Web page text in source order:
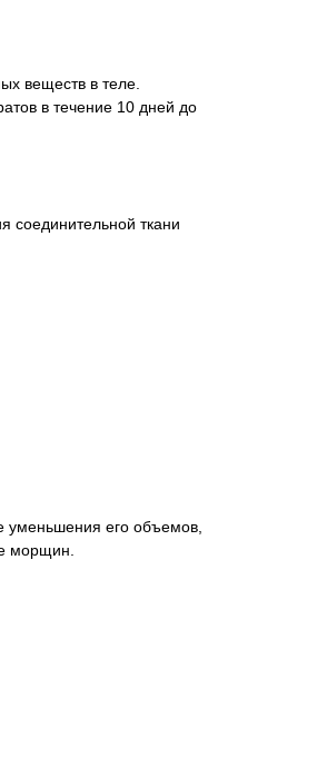
веществ в теле.
в течение 10 дней до
соединительной ткани
уменьшения его объемов,
морщин.